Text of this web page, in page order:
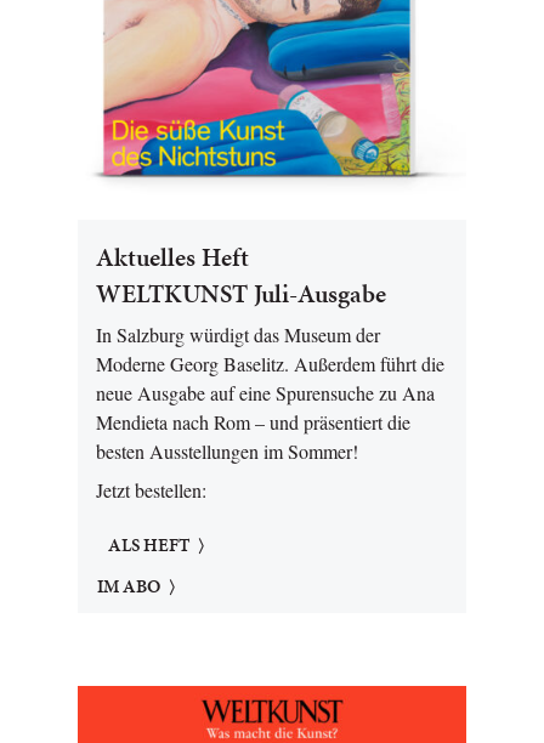
Aktuelles Heft
WELTKUNST Juli-Ausgabe
In Salzburg würdigt das Museum der
Moderne Georg Baselitz. Außerdem führt die
neue Ausgabe auf eine Spurensuche zu Ana
Mendieta nach Rom – und präsentiert die
besten Ausstellungen im Sommer!
Jetzt bestellen:
ALS HEFT
IM ABO